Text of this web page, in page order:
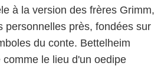
à la version des frères Grimm,
personnelles près, fondées sur
du conte. Bettelheim
le lieu d'un oedipe